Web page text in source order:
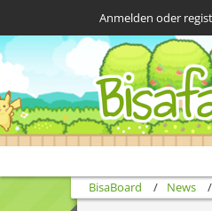
Anmelden oder
BisaBoard News